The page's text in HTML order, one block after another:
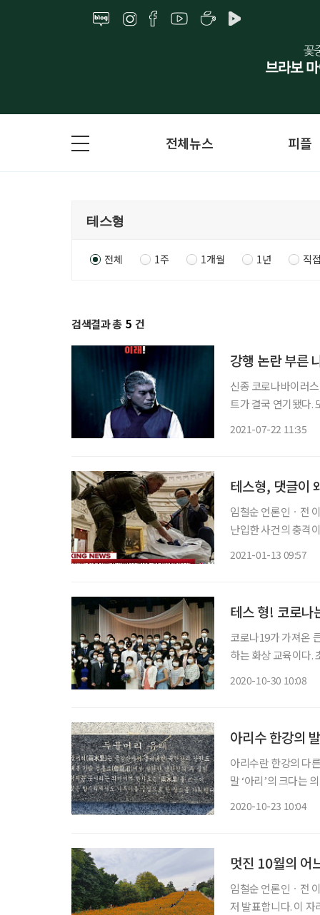
전체뉴스 피플
전체 1주 1개월 1년 직
검색결과 총 5 건
강행 논란 부른
신종 코로나바이러
트가 결국 연기됐다.
2021-07-22 11:35
테스형, 댓글이
임철순 언론인ㆍ전 이투데이 주필 트럼프 대통령을 지
난입한 사건의 충격
2021-01-13 09:57
테스 형! 코로나
코로나19가 가져온
하는 화상 교육이다.
2020-10-30 10:08
아리수 한강의
아리수란 한강의 다
말 ‘아리’의 크다는
2020-10-23 10:04
멋진 10월의 어
임철순 언론인ㆍ전 이투데이 주필 아아, 잠시 안내 말씀
저 발표합니다. 이